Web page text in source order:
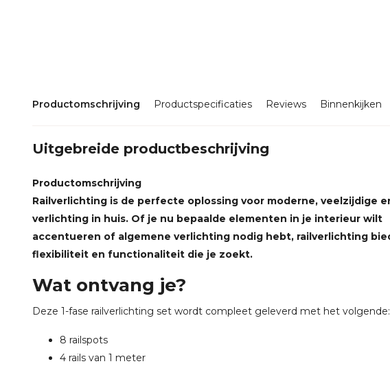
Productomschrijving Productspecificaties Reviews Binnenkijken
Uitgebreide productbeschrijving
Productomschrijving
Railverlichting is de perfecte oplossing voor moderne, veelzijdige
verlichting in huis. Of je nu bepaalde elementen in je interieur wilt
accentueren of algemene verlichting nodig hebt, railverlichting
flexibiliteit en functionaliteit die je zoekt.
Wat ontvang je?
Deze 1-fase railverlichting set wordt compleet geleverd met het volgende:
8 railspots
4 rails van 1 meter